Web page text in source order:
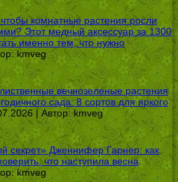
комнатные растения росли
Этот медный аксессуар за 1300
именно тем, что нужно
kmveg
вечнозеленые растения
сада: 8 сортов для яркого
| Автор:kmveg
секрет» Дженнифер Гарнер: как
что наступила весна
kmveg